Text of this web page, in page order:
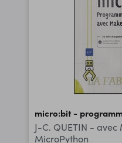
micro:bit -
J-C. QUETIN -
MicroPython